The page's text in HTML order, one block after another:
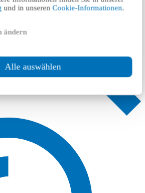
und in unserenCookie-Informationen.
ändern
Alle auswählen